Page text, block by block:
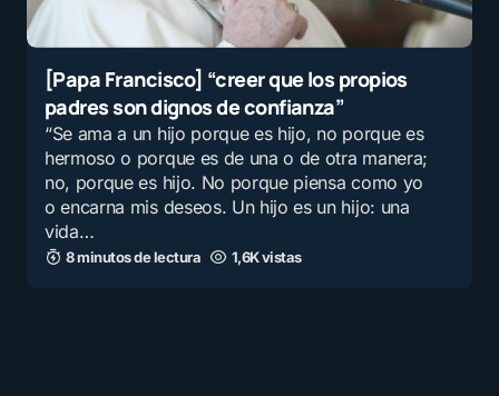
[Papa Francisco] “creer que los propios
padres son dignos de confianza”
“Se ama a un hijo porque es hijo, no porque es
hermoso o porque es de una o de otra manera;
no, porque es hijo. No porque piensa como yo
o encarna mis deseos. Un hijo es un hijo: una
vida…
8 minutos de lectura 1,6K vistas